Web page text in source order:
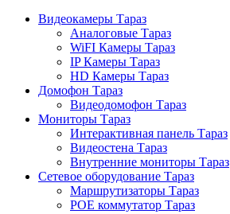
Видеокамеры Тараз
Аналоговые Тараз
WiFI Камеры Тараз
IP Камеры Тараз
HD Камеры Тараз
Домофон Тараз
Видеодомофон Тараз
Мониторы Тараз
Интерактивная панель Тараз
Видеостена Тараз
Внутренние мониторы Тараз
Сетевое оборудование Тараз
Маршрутизаторы Тараз
POE коммутатор Тараз